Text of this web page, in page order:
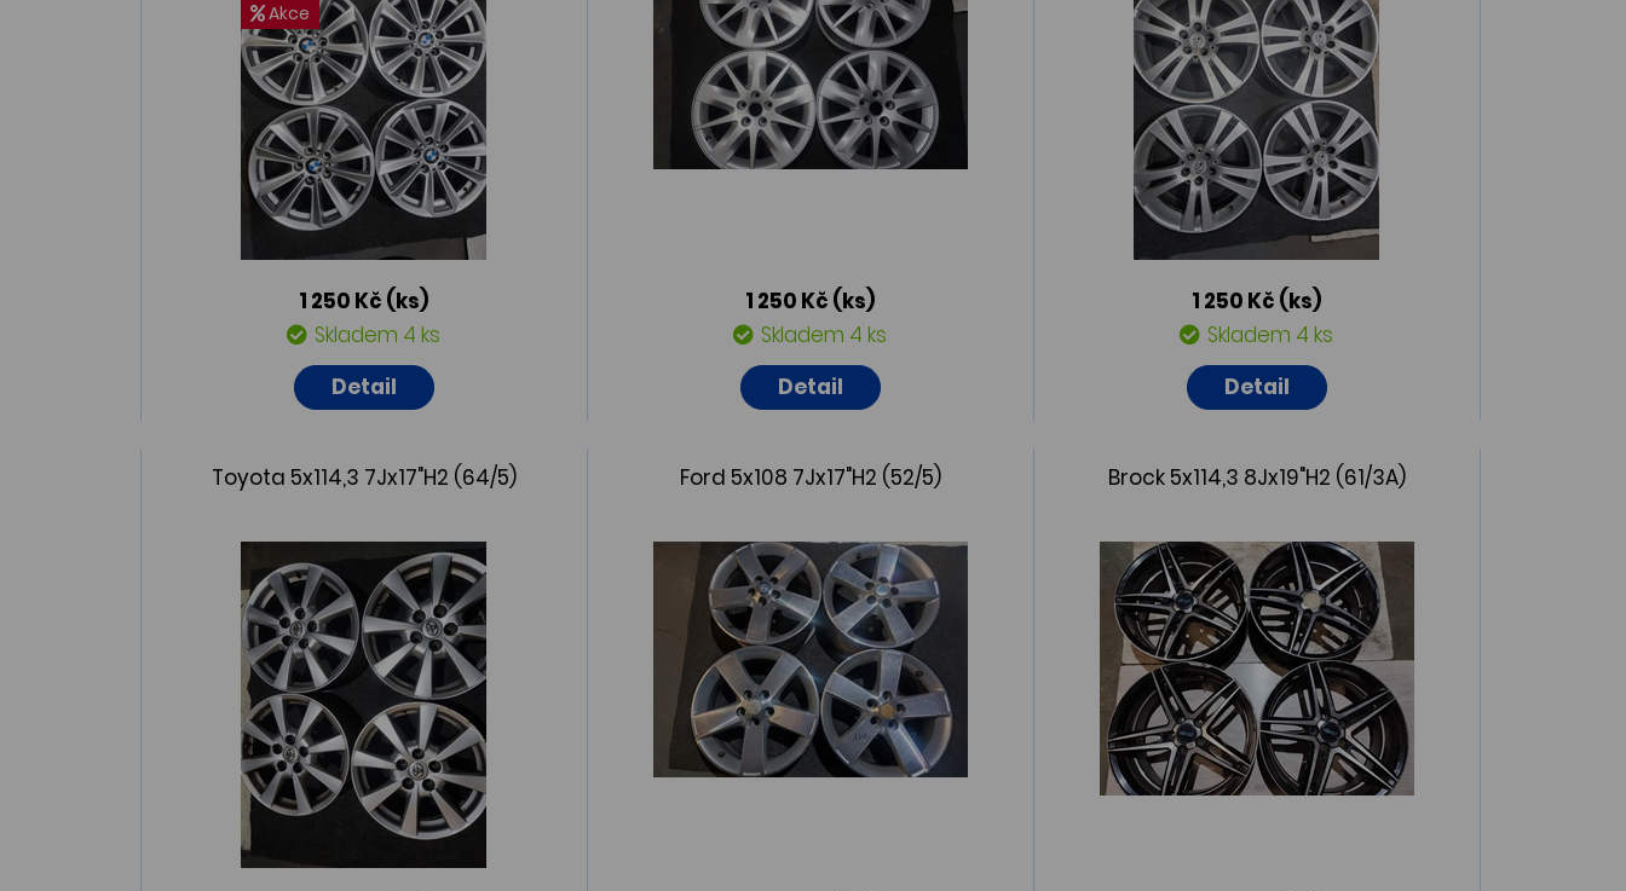
Akce
1 250 Kč (ks)
Skladem 4 ks
Detail
1 250 Kč (ks)
Skladem 4 ks
Detail
1 250 Kč (ks)
Skladem 4 ks
Detail
Toyota 5x114,3 7Jx17"H2 (64/5) Ford 5x108 7Jx17"H2 (52/5) Brock 5x114,3 8Jx19"H2 (61/3A)